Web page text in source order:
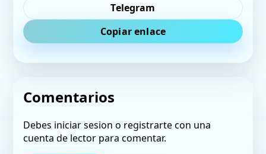
Telegram
Copiar enlace
Comentarios
Debes iniciar sesion o registrarte con una
cuenta de lector para comentar.